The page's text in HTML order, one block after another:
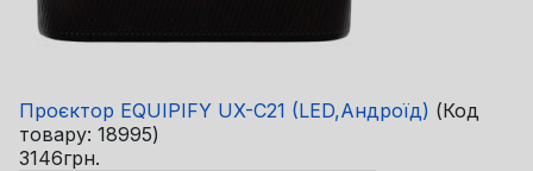
Проєктор EQUIPIFY UX-C21 (LED,Андроїд) (Код
товару: 18995)
3146грн.